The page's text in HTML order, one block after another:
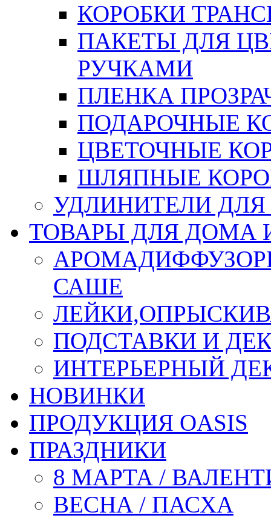
КОРОБКИ
ПАКЕТЫ ДЛЯ
РУЧКАМИ
ПЛЕНКА
ПОДАРОЧНЫЕ
ЦВЕТОЧНЫЕ
ШЛЯПНЫЕ
УДЛИНИТЕЛИ
ТОВАРЫ ДЛЯ ДОМА
САШЕ
ПОДСТАВКИ И
ИНТЕРЬЕРНЫЙ
НОВИНКИ
ПРОДУКЦИЯ OASIS
ПРАЗДНИКИ
8 МАРТА /
ВЕСНА / ПАСХА